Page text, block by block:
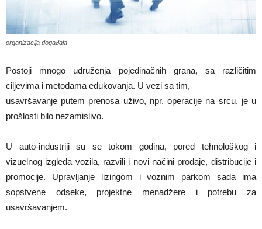
organizacija događaja
Postoji mnogo udruženja pojedinačnih grana, sa različitim
ciljevima i metodama edukovanja. U vezi sa tim,
usavršavanje putem prenosa uživo, npr. operacije na srcu, je u
prošlosti bilo nezamislivo.
U auto-industriji su se tokom godina, pored tehnološkog i
vizuelnog izgleda vozila, razvili i novi načini prodaje, distribucije i
promocije. Upravljanje lizingom i voznim parkom sada ima
sopstvene odseke, projektne menadžere i potrebu za
usavršavanjem.